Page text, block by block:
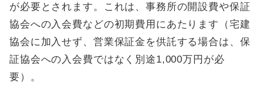
が必要とされます。これは、事務所の開設費や保証
協会への入会費などの初期費用にあたります（宅建
協会に加入せず、営業保証金を供託する場合は、保
証協会への入会費ではなく別途1,000万円が必
要）。